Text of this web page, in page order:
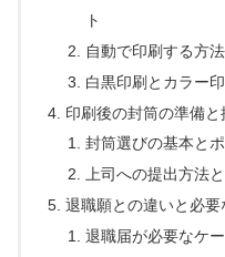
ト
自動で印刷する方法
白黒印刷とカラー
印刷後の封筒の準備と
封筒選びの基本と
上司への提出方法
退職願との違いと必要
退職届が必要なケ